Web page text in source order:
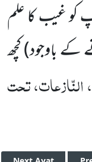
کو غیب کا علم
باوجود)کچھ
تحت